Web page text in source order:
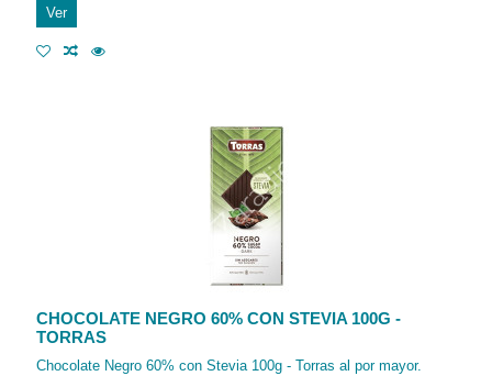
Ver
CHOCOLATE NEGRO 60% CON STEVIA 100G -
TORRAS
Chocolate Negro 60% con Stevia 100g - Torras al por mayor.